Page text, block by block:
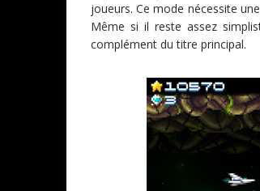
joueurs. Ce mode nécessite
Même si il reste assez
complément du titre principal.